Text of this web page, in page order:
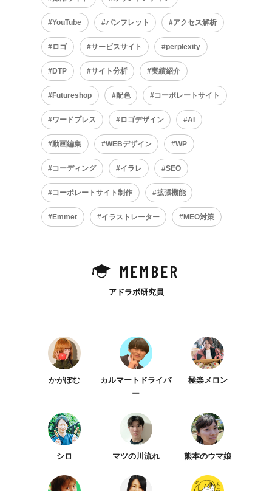
YouTube パンフレット アクセス解析
ロゴ サービスサイト perplexity
DTP サイト分析 実績紹介
Futureshop 配色 コーポレートサイト
ワードプレス ロゴデザイン AI
動画編集 WEBデザイン WP
コーディング イラレ SEO
コーポレートサイト制作 拡張機能
Emmet イラストレーター MEO対策
MEMBER
アドラボ研究員
かがぽむ
カルマートドライバ
ー
極楽メロン
シロ マツの川流れ 熊本のウマ娘